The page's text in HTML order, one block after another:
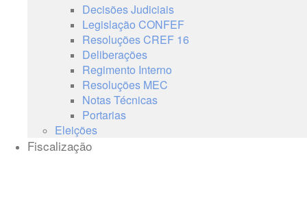
Decisões Judiciais
Legislação CONFEF
Resoluções CREF 16
Deliberações
Regimento Interno
Resoluções MEC
Notas Técnicas
Portarias
Eleições
Fiscalização